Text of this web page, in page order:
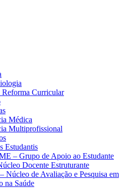
Reforma Curricular
Médica
Multiprofissional
Estudantis
– Grupo de Apoio ao Estudante
Docente Estruturante
Núcleo de Avaliação e Pesquisa em
na Saúde